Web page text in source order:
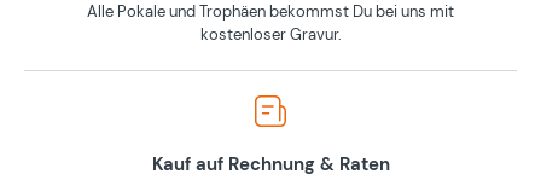
Alle Pokale und Trophäen bekommst Du bei uns mit
kostenloser Gravur.
Kauf auf Rechnung & Raten